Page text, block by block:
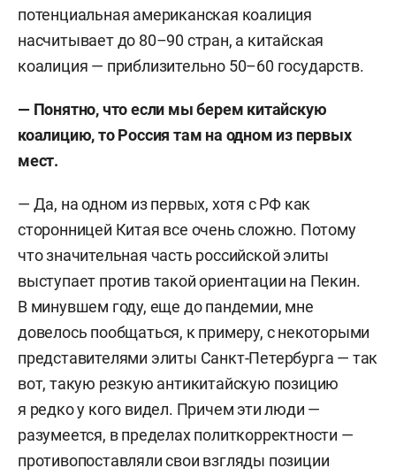
потенциальная американская коалиция
насчитывает до 80–90 стран, а китайская
коалиция — приблизительно 50–60 государств.
— Понятно, что если мы берем китайскую
коалицию, то Россия там на одном из первых
мест.
— Да, на одном из первых, хотя с РФ как
сторонницей Китая все очень сложно. Потому
что значительная часть российской элиты
выступает против такой ориентации на Пекин.
В минувшем году, еще до пандемии, мне
довелось пообщаться, к примеру, с некоторыми
представителями элиты Санкт-Петербурга — так
вот, такую резкую антикитайскую позицию
я редко у кого видел. Причем эти люди —
разумеется, в пределах политкорректности —
противопоставляли свои взгляды позиции